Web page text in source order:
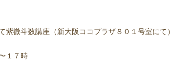
紫微斗数講座（新大阪ココプラザ８０１号室にて）
時